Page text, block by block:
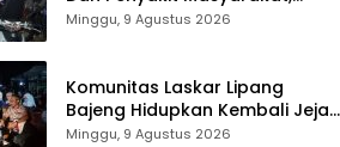
Polres Maros Gelar Razia
Minggu, 9 Agustus 2026
Komunitas Laskar Lipang
Bajeng Hidupkan Kembali Jejak
Perjuangan Ranggong Daeng
Minggu, 9 Agustus 2026